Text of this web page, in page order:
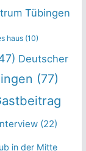
Tübingen
haus(10)
Deutscher
(77)
(22)
in der Mitte